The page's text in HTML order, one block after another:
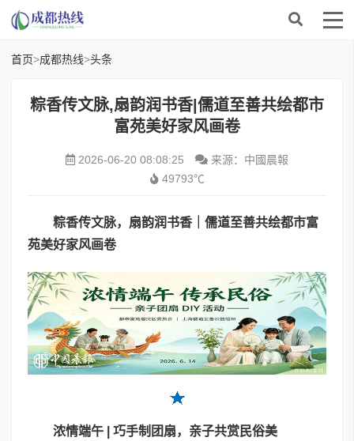
首页>成都热线>头条
粽香传文脉,扇韵润书香|儒道至善共绘都市
富苑美好家风画卷
2026-06-20 08:08:25
来源：中國晨報
49793℃
粽香传文脉，扇韵润书香｜儒道至善共绘都市富
苑美好家风画卷
浓情端午 巧手制团扇，亲子共赏民俗美